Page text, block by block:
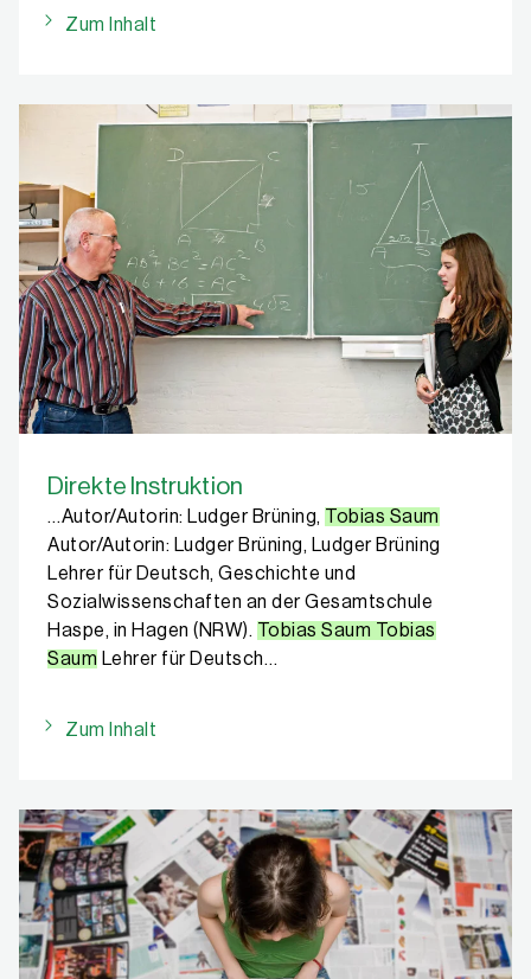
Zum Inhalt
Direkte Instruktion
…Autor/Autorin: Ludger Brüning, Tobias Saum
Autor/Autorin: Ludger Brüning, Ludger Brüning
Lehrer für Deutsch, Geschichte und
Sozialwissenschaften an der Gesamtschule
Haspe, in Hagen (NRW). Tobias Saum Tobias
Saum Lehrer für Deutsch…
Zum Inhalt